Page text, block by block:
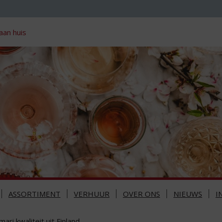
huis
ASSORTIMENT VERHUUR OVER ONS NIEUWS